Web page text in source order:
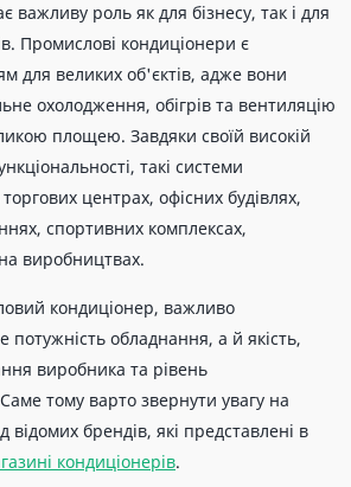
важливу роль як для бізнесу, так і для
Промислові кондиціонери є
для великих об'єктів, адже вони
охолодження, обігрів та вентиляцію
площею. Завдяки своїй високій
такі системи
центрах, офісних будівлях,
спортивних комплексах,
виробництвах.
кондиціонер, важливо
обладнання, а й якість,
виробника та рівень
тому варто звернути увагу на
відомих брендів, які представлені в
кондиціонерів.